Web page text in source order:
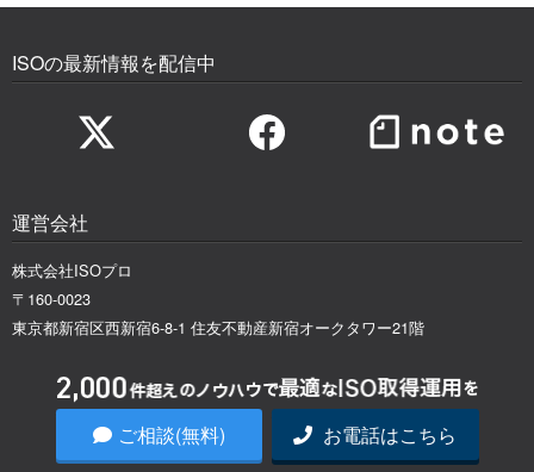
ISOの最新情報を配信中
運営会社
株式会社ISOプロ
〒160-0023
東京都新宿区西新宿6-8-1 住友不動産新宿オークタワー21階
【WEB】24時間受付中
ISO取得・運用の無料相談をする
ご相談(無料) お電話はこちら